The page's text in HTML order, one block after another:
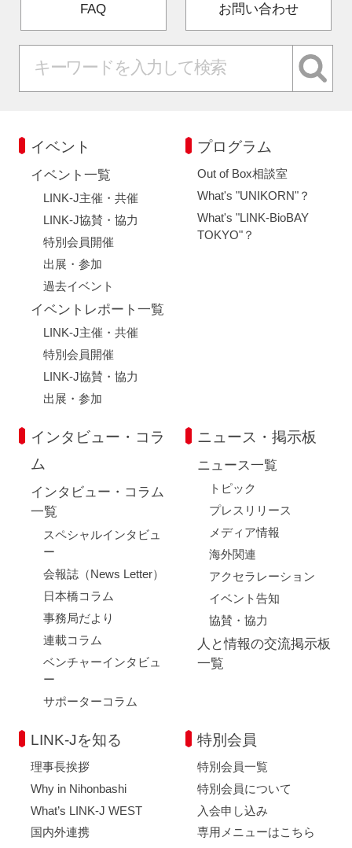
FAQ お問い合わせ
イベント
イベント一覧
LINK-J主催・共催
LINK-J協賛・協力
特別会員開催
出展・参加
過去イベント
イベントレポート一覧
LINK-J主催・共催
特別会員開催
LINK-J協賛・協力
出展・参加
プログラム
Out of Box相談室
What's "UNIKORN"？
What's "LINK-BioBAY
TOKYO"？
インタビュー・コラ
ム
インタビュー・コラム
一覧
スペシャルインタビュ
ー
会報誌（News Letter）
日本橋コラム
事務局だより
連載コラム
ベンチャーインタビュ
ー
サポーターコラム
ニュース・掲示板
ニュース一覧
トピック
プレスリリース
メディア情報
海外関連
アクセラレーション
イベント告知
協賛・協力
人と情報の交流掲示板
一覧
LINK-Jを知る
理事長挨拶
Why in Nihonbashi
What’s LINK-J WEST
国内外連携
特別会員
特別会員一覧
特別会員について
入会申し込み
専用メニューはこちら